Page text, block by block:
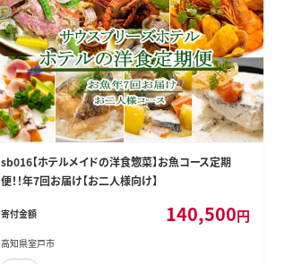
sb016【ホテルメイドの洋食惣菜】お魚コース定期
便！！年7回お届け【お二人様向け】
寄付金額 140,500円
高知県室戸市